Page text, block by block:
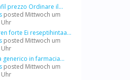
prezzo Ordinare il...
posted Mittwoch um
Uhr
forte Ei reseptihintaa...
posted Mittwoch um
Uhr
generico in farmacia...
posted Mittwoch um
Uhr